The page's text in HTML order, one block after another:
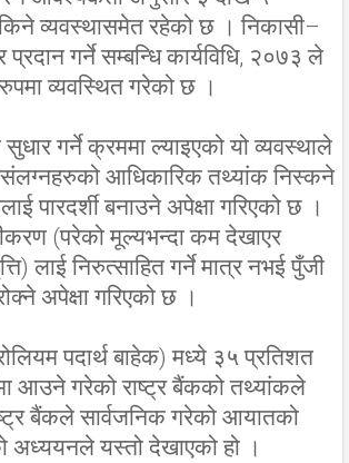
व्यवस्थासमेत रहेको छ । निकासी–
गर्ने सम्बन्धि कार्यविधि, २०७३ ले
व्यवस्थित गरेको छ ।
सुधार गर्ने क्रममा ल्याइएको यो व्यवस्थाले
संलग्नहरुको आधिकारिक तथ्यांक निस्कने
पारदर्शी बनाउने अपेक्षा गरिएको छ ।
(परेको मूल्यभन्दा कम देखाएर
लाई निरुत्साहित गर्ने मात्र नभई पुँजी
अपेक्षा गरिएको छ ।
पदार्थ बाहेक) मध्ये ३५ प्रतिशत
आउने गरेको राष्ट्र बैंकको तथ्यांकले
बैंकले सार्वजनिक गरेको आयातको
अध्ययनले यस्तो देखाएको हो ।